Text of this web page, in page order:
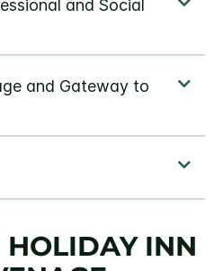
HOLIDAY INN